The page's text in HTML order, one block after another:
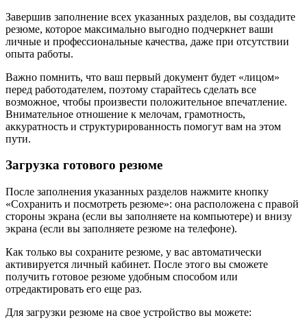
Завершив заполнение всех указанных разделов, вы создадите
резюме, которое максимально выгодно подчеркнет ваши
личные и профессиональные качества, даже при отсутствии
опыта работы.
Важно помнить, что ваш первый документ будет «лицом»
перед работодателем, поэтому старайтесь сделать все
возможное, чтобы произвести положительное впечатление.
Внимательное отношение к мелочам, грамотность,
аккуратность и структурированность помогут вам на этом
пути.
Загрузка готового резюме
После заполнения указанных разделов нажмите кнопку
«Сохранить и посмотреть резюме»: она расположена с правой
стороны экрана (если вы заполняете на компьютере) и внизу
экрана (если вы заполняете резюме на телефоне).
Как только вы сохраните резюме, у вас автоматически
активируется личный кабинет. После этого вы сможете
получить готовое резюме удобным способом или
отредактировать его еще раз.
Для загрузки резюме на свое устройство вы можете: